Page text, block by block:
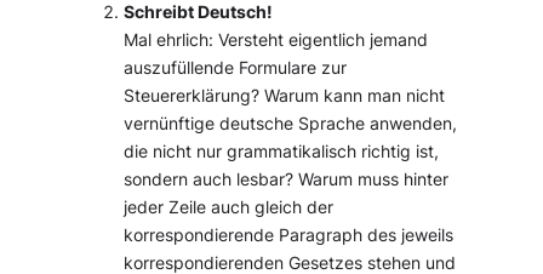
Schreibt Deutsch!
Mal ehrlich: Versteht eigentlich jemand
auszufüllende Formulare zur
Steuererklärung? Warum kann man nicht
vernünftige deutsche Sprache anwenden,
die nicht nur grammatikalisch richtig ist,
sondern auch lesbar? Warum muss hinter
jeder Zeile auch gleich der
korrespondierende Paragraph des jeweils
korrespondierenden Gesetzes stehen und